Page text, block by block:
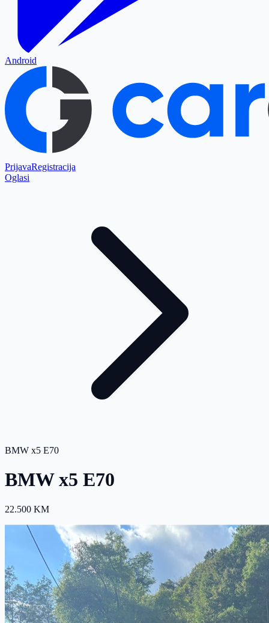
Android
PrijavaRegistracija
Oglasi
BMW x5 E70
BMW x5 E70
22.500 KM